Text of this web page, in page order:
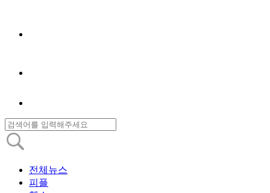
전체뉴스
피플